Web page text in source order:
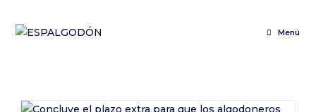
Menú